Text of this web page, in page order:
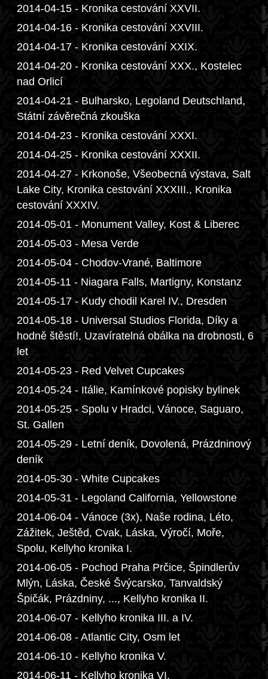
2014-04-15 - Kronika cestování XXVII.
2014-04-16 - Kronika cestování XXVIII.
2014-04-17 - Kronika cestování XXIX.
2014-04-20 - Kronika cestování XXX., Kostelec
nad Orlicí
2014-04-21 - Bulharsko, Legoland Deutschland,
Státní závěrečná zkouška
2014-04-23 - Kronika cestování XXXI.
2014-04-25 - Kronika cestování XXXII.
2014-04-27 - Krkonoše, Všeobecná výstava, Salt
Lake City, Kronika cestování XXXIII., Kronika
cestování XXXIV.
2014-05-01 - Monument Valley, Kost & Liberec
2014-05-03 - Mesa Verde
2014-05-04 - Chodov-Vrané, Baltimore
2014-05-11 - Niagara Falls, Martigny, Konstanz
2014-05-17 - Kudy chodil Karel IV., Dresden
2014-05-18 - Universal Studios Florida, Díky a
hodně štěstí!, Uzavíratelná obálka na drobnosti, 6
let
2014-05-23 - Red Velvet Cupcakes
2014-05-24 - Itálie, Kamínkové popisky bylinek
2014-05-25 - Spolu v Hradci, Vánoce, Saguaro,
St. Gallen
2014-05-29 - Letní deník, Dovolená, Prázdninový
deník
2014-05-30 - White Cupcakes
2014-05-31 - Legoland California, Yellowstone
2014-06-04 - Vánoce (3x), Naše rodina, Léto,
Zážitek, Ještěd, Cvak, Láska, Výročí, Moře,
Spolu, Kellyho kronika I.
2014-06-05 - Pochod Praha Prčice, Špindlerův
Mlýn, Láska, České Švýcarsko, Tanvaldský
Špičák, Prázdniny, ..., Kellyho kronika II.
2014-06-07 - Kellyho kronika III. a IV.
2014-06-08 - Atlantic City, Osm let
2014-06-10 - Kellyho kronika V.
2014-06-11 - Kellyho kronika VI.